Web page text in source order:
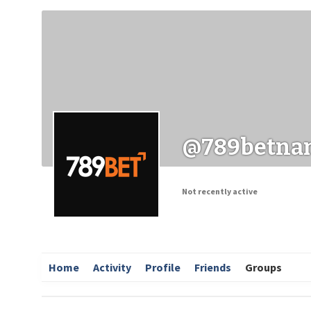
Заходи
Not recently active
Home Activity Profile Friends Groups